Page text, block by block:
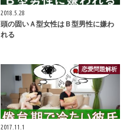
2018.5.28
頭の固いＡ型女性はＢ型男性に嫌わ
れる
恋愛問題解析
2017.11.1